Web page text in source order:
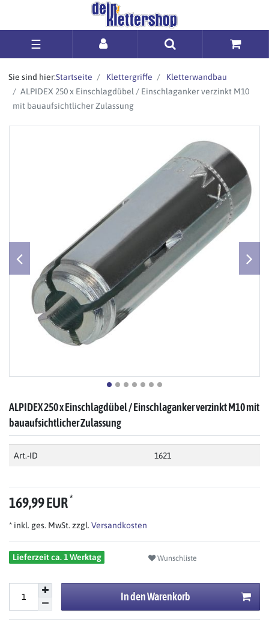
☰
Sie sind hier:Startseite Klettergriffe
Kletterwandbau
ALPIDEX 250 x Einschlagdübel / Einschlaganker verzinkt M10
mit bauaufsichtlicher Zulassung
ALPIDEX 250 x Einschlagdübel / Einschlaganker verzinkt M10 mit
bauaufsichtlicher Zulassung
Art.-ID 1621
169,99 EUR*
* inkl. ges. MwSt. zzgl. Versandkosten
Lieferzeit ca. 1 Werktag Wunschliste
In den Warenkorb